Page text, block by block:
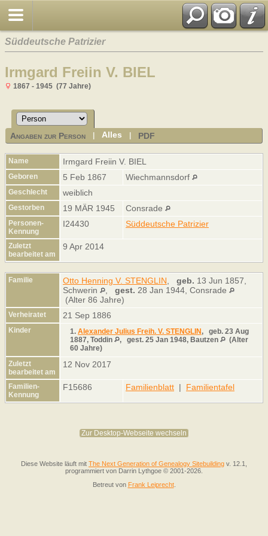
Süddeutsche Patrizier
Irmgard Freiin V. BIEL
1867 - 1945 (77 Jahre)
Angaben zur Person |Alles PDF
Name Irmgard Freiin V. BIEL
Geboren 5 Feb 1867 Wiechmannsdorf
Geschlecht weiblich
Gestorben 19 MÄR 1945 Consrade
Personen-
Kennung
I24430 Süddeutsche Patrizier
Zuletzt
bearbeitet am
9 Apr 2014
Familie Otto Henning V. STENGLIN geb. 13 Jun 1857,
Schwerin
gest. 28 Jan 1944, Consrade
(Alter 86 Jahre)
Verheiratet 21 Sep 1886
Kinder 1. Alexander Julius Freih. V. STENGLIN, geb. 23 Aug
1887, Toddin
, gest. 25 Jan 1948, Bautzen
(Alter
60 Jahre)
Zuletzt
bearbeitet am
12 Nov 2017
Familien-
Kennung
F15686 Familienblatt | Familientafel
Zur Desktop-Webseite wechseln
Diese Website läuft mit The Next Generation of Genealogy Sitebuilding v. 12.1,
programmiert von Darrin Lythgoe © 2001-2026.
Betreut von Frank Leiprecht.